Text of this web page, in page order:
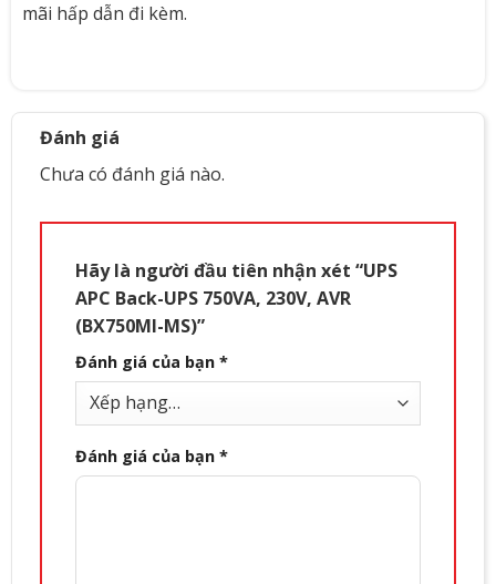
mãi hấp dẫn đi kèm.
Đánh giá
Chưa có đánh giá nào.
Hãy là người đầu tiên nhận xét “UPS
APC Back-UPS 750VA, 230V, AVR
(BX750MI-MS)”
Đánh giá của bạn *
Đánh giá của bạn *